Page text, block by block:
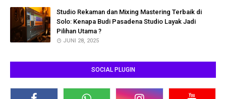
Studio Rekaman dan Mixing Mastering Terbaik di
Solo: Kenapa Budi Pasadena Studio Layak Jadi
Pilihan Utama ?
JUNI 28, 2025
SOCIAL PLUGIN